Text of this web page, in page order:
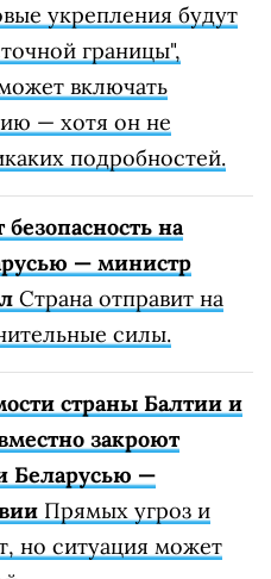
укрепления будут
границы",
включать
— хотя он не
подробностей.
на
— министр
Страна отправит на
силы.
страны Балтии и
закроют
Беларусью —
Прямых угроз и
но ситуация может